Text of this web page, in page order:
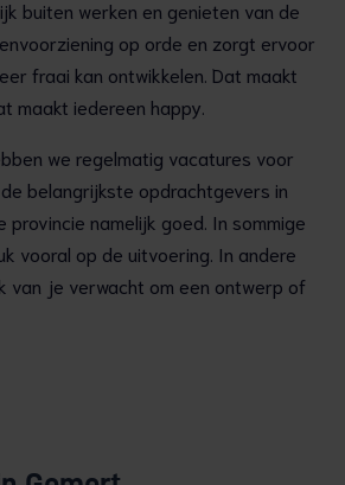
buiten werken en genieten van de
op orde en zorgt ervoor
fraai kan ontwikkelen. Dat maakt
maakt iedereen happy.
we regelmatig vacatures voor
de belangrijkste opdrachtgevers in
provincie namelijk goed. In sommige
vooral op de uitvoering. In andere
van je verwacht om een ontwerp of